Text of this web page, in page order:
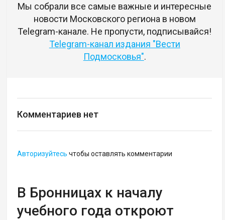
Мы собрали все самые важные и интересные
новости Московского региона в новом
Telegram-канале. Не пропусти, подписывайся!
Telegram-канал издания "Вести
Подмосковья".
Комментариев нет
Авторизуйтесь чтобы оставлять комментарии
В Бронницах к началу
учебного года откроют